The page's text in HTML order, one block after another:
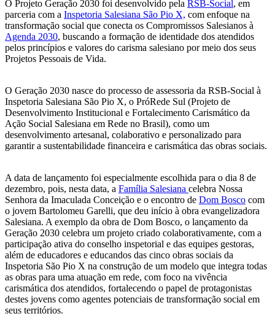
O Projeto Geração 2030 foi desenvolvido pela RSB-Social, em
parceria com a Inspetoria Salesiana São Pio X, com enfoque na
transformação social que conecta os Compromissos Salesianos à
Agenda 2030, buscando a formação de identidade dos atendidos
pelos princípios e valores do carisma salesiano por meio dos seus
Projetos Pessoais de Vida.
O Geração 2030 nasce do processo de assessoria da RSB-Social à
Inspetoria Salesiana São Pio X, o PróRede Sul (Projeto de
Desenvolvimento Institucional e Fortalecimento Carismático da
Ação Social Salesiana em Rede no Brasil), como um
desenvolvimento artesanal, colaborativo e personalizado para
garantir a sustentabilidade financeira e carismática das obras sociais.
A data de lançamento foi especialmente escolhida para o dia 8 de
dezembro, pois, nesta data, a Família Salesiana celebra Nossa
Senhora da Imaculada Conceição e o encontro de Dom Bosco com
o jovem Bartolomeu Garelli, que deu início à obra evangelizadora
Salesiana. A exemplo da obra de Dom Bosco, o lançamento da
Geração 2030 celebra um projeto criado colaborativamente, com a
participação ativa do conselho inspetorial e das equipes gestoras,
além de educadores e educandos das cinco obras sociais da
Inspetoria São Pio X na construção de um modelo que integra todas
as obras para uma atuação em rede, com foco na vivência
carismática dos atendidos, fortalecendo o papel de protagonistas
destes jovens como agentes potenciais de transformação social em
seus territórios.